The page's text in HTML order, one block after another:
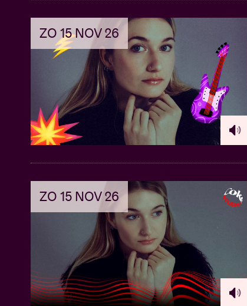
ZO 15 NOV 26
ZO 15 NOV 26